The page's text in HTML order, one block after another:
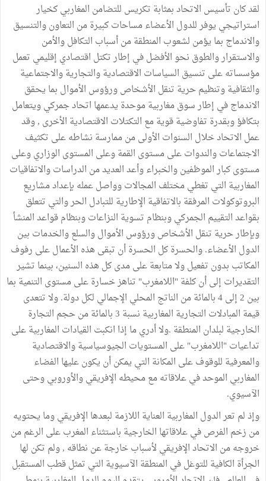
لقد كان تأسيس الاتحاد بمثابة تكريس للتضامن المغاربي كخيار
استراتيجي يوفر للدول الأعضاء مساحات كبيرة من التعاون والتنسيق
والاندماج بما يؤمن لشعوب المنطقة من أسباب التكافل والأمن
والاستقرار والطوق نحو الأفضل في إطار تكتل اقتصادي إقليمي تعمل
مؤسساته على تنسيق السياسات الاقتصادية والتجارية والاجتماعية
والثقافية وتنظيم حرية تنقل الأشخاص ورؤوس الأموال بما يحقق
الاندماج في إطار سوق مغاربية موحدة يدعمها اتحاد جمركي ويتعامل
بتكافؤ وبقدرة تفاوضية قوية مع التكتلات الاقتصادية الأخرى , وقد
عمل الاتحاد خلال السنوات الأولى من ممارسة نشاطه على تكثيف
الاجتماعات والندوات على مستوى القمة وعلى المستوى الوزاري وعلى
مستوى كبار الموظفين والخبراء وأعد العديد من الدراسات والاتفاقيات
المغاربية التي تغطي مختلف المجالات وواصل عمله بإعداد مشاريع
البروتوكولات المرفقة بالاتفاقية الإطارية للتبادل الحر والتي تتعلق
بقواعد التقييم الجمركي وبنظام تسوية النزاعات وبنظام قواعد المنشأ
وبإطار حرية تنقل الأشخاص ورؤوس الأموال والسلع والخدمات بين
الدول الأعضاء. والحسرة كل الحسرة أن تبقى هذه الأعمال على رفوف
المكاتب بدون تفعيل ولا متابعة على مدى كل هذه السنين، بينما تشير
التقديرات إلى أن كلفة "اللامغرب" تناهز خسارة على مستوى التنمية بما
بين 2 إلى 4 بالمائة من الناتج المحلي الإجمالي لكل دولة. ولا تتعدى
قيمة المبادلات التجارية المغاربية نسبة 3 بالمائة من حجم التجارة
الخارجية لبلدان المنطقة .ولا أدري ما إذا انكبت القيادات المغاربية على
تداعيات "اللامغرب" على المستويات الجيوسياسية والاقتصادية
والمعرفية للوقوف على المكانة التي يمكن أن يكون عليها الفضاء
المغاربي الموحد في علاقاته مع محيطه الإفريقي والأوروبي وحتى
الآسيوي.
وإذ لم تعر الدول المغاربية العناية اللازمة لبعدها الإفريقي وما يحتويه
من زخم الفرص في علاقاتها الخارجية باستثناء المغرب على الرغم من
خروجه من الاتحاد الإفريقي لأسباب خارجة عن نطاقه , ولم تكن لها
الجرأة الكافية للتوغل في المنطقة الآسيوية التي تمثل قطب المستقبل